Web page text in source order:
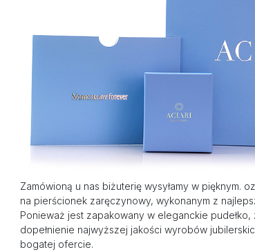
Zamówioną u nas biżuterię wysyłamy w pięknym.
na pierścionek zaręczynowy, wykonanym z
Ponieważ jest zapakowany w eleganckie pudełko,
dopełnienie najwyższej jakości wyrobów
bogatej ofercie.